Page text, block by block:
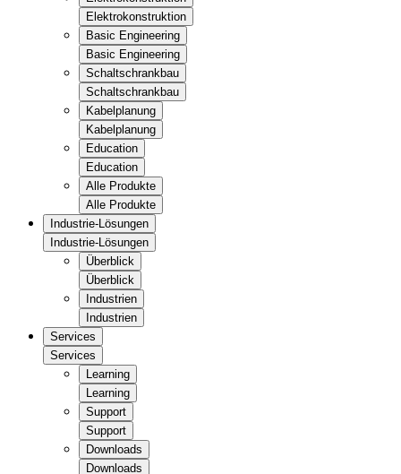
Elektrokonstruktion
Basic Engineering
Basic Engineering
Schaltschrankbau
Schaltschrankbau
Kabelplanung
Kabelplanung
Education
Education
Alle Produkte
Alle Produkte
Industrie-Lösungen
Industrie-Lösungen
Überblick
Überblick
Industrien
Industrien
Services
Services
Learning
Learning
Support
Support
Downloads
Downloads